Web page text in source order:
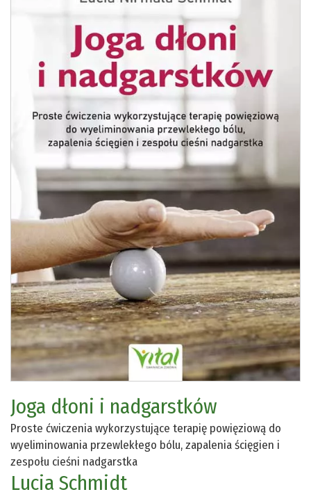
Joga dłoni i nadgarstków
Proste ćwiczenia wykorzystujące terapię powięziową do
wyeliminowania przewlekłego bólu, zapalenia ścięgien i
zespołu cieśni nadgarstka
Lucia Schmidt